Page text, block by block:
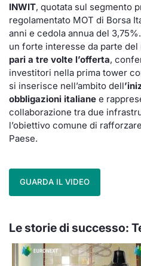
INWIT, quotata sul segmento
regolamentato MOT di Borsa
anni e cedola annua del
un forte interesse da parte
pari a tre volte l’offerta,
investitori nella prima tower
si inserisce nell’ambito dell
obbligazioni italiane e
collaborazione tra due
l’obiettivo comune di
Paese.
GUARDA IL VIDEO
Le storie di successo: